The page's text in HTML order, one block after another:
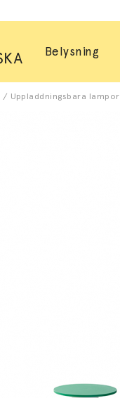
Belysning
/ Uppladdningsbara lampor